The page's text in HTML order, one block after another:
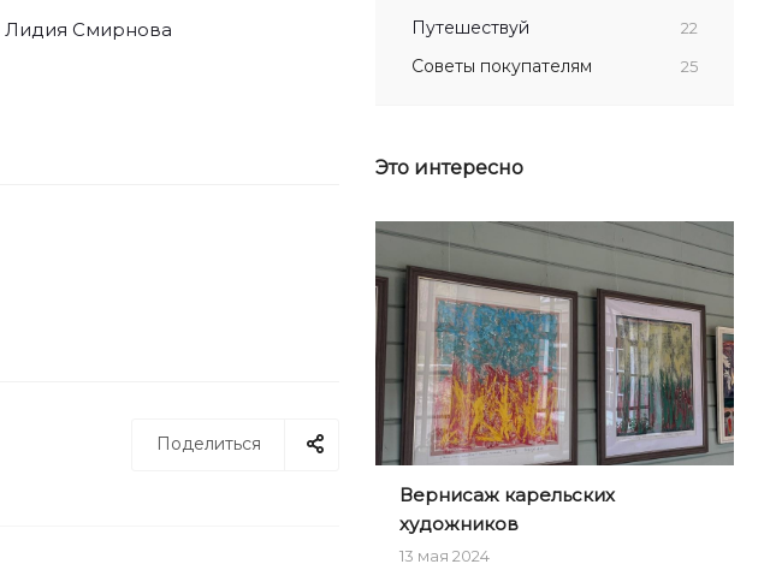
Лидия Смирнова
Поделиться
Путешествуй 22
Советы покупателям 25
Это интересно
Вернисаж карельских
художников
13 мая 2024